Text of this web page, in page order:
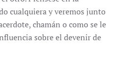
cualquiera y veremos junto
chamán o como se le
sobre el devenir de